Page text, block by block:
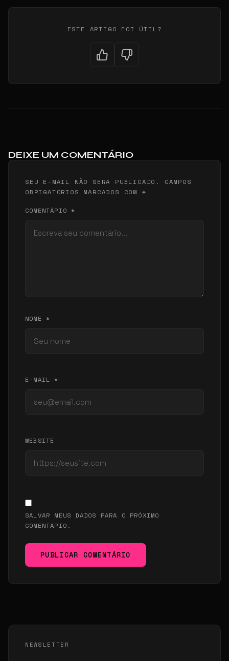
ESTE ARTIGO FOI ÚTIL?
DEIXE UM COMENTÁRIO
SEU E-MAIL NÃO SERÁ PUBLICADO. CAMPOS
OBRIGATÓRIOS MARCADOS COM *
COMENTÁRIO *
NOME *
E-MAIL *
WEBSITE
SALVAR MEUS DADOS PARA O PRÓXIMO
COMENTÁRIO.
PUBLICAR COMENTÁRIO
NEWSLETTER